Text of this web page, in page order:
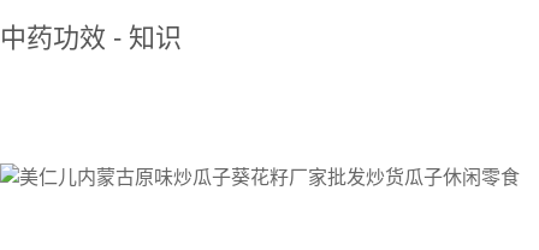
中药功效 - 知识